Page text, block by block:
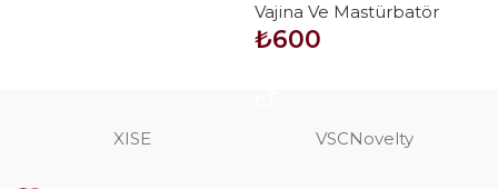
Vajina Ve Mastürbatör
₺600
XISE VSCNovelty